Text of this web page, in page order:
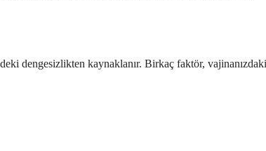
dengesizlikten kaynaklanır. Birkaç faktör,